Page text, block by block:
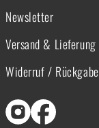
Newsletter
Versand & Lieferung
Widerruf / Rückgabe